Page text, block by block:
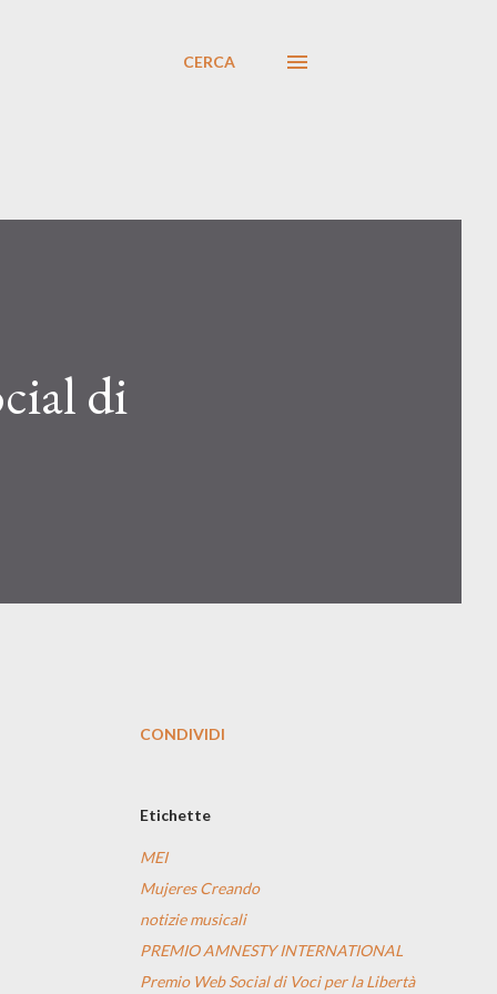
CERCA
di
CONDIVIDI
Etichette
MEI
Mujeres Creando
notizie musicali
PREMIO AMNESTY INTERNATIONAL
Premio Web Social di Voci per la Libertà